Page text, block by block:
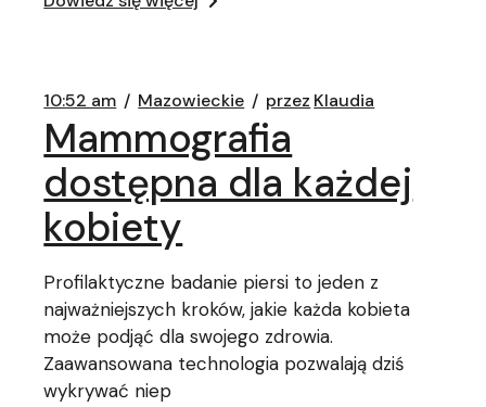
10:52 am Mazowieckie przez Klaudia
Mammografia
dostępna dla każdej
kobiety
Profilaktyczne badanie piersi to jeden z
najważniejszych kroków, jakie każda kobieta
może podjąć dla swojego zdrowia.
Zaawansowana technologia pozwalają dziś
wykrywać niep